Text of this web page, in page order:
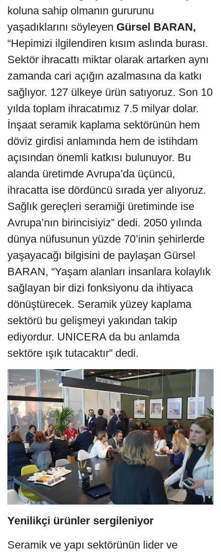
koluna sahip olmanın gururunu
yaşadıklarını söyleyen Gürsel BARAN,
“Hepimizi ilgilendiren kısım aslında burası.
Sektör ihracattı miktar olarak artarken aynı
zamanda cari açığın azalmasına da katkı
sağlıyor. 127 ülkeye ürün satıyoruz. Son 10
yılda toplam ihracatımız 7.5 milyar dolar.
İnşaat seramik kaplama sektörünün hem
döviz girdisi anlamında hem de istihdam
açısından önemli katkısı bulunuyor. Bu
alanda üretimde Avrupa’da üçüncü,
ihracatta ise dördüncü sırada yer alıyoruz.
Sağlık gereçleri seramiği üretiminde ise
Avrupa’nın birincisiyiz” dedi. 2050 yılında
dünya nüfusunun yüzde 70’inin şehirlerde
yaşayacağı bilgisini de paylaşan Gürsel
BARAN, “Yaşam alanları insanlara kolaylık
sağlayan bir dizi fonksiyonu da ihtiyaca
dönüştürecek. Seramik yüzey kaplama
sektörü bu gelişmeyi yakından takip
ediyordur. UNICERA da bu anlamda
sektöre ışık tutacaktır” dedi.
Yenilikçi ürünler sergileniyor
Seramik ve yapı sektörünün lider ve